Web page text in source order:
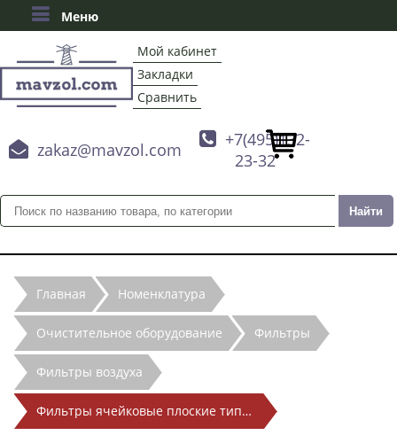
Меню
Мой кабинет
Закладки
Сравнить
 zakaz@mavzol.com
 +7(495)132-
23-32
Главная Номенклатура
Очистительное оборудование Фильтры
Фильтры воздуха
Фильтры ячейковые плоские типа ФяРБ, ФяВБ, ФяПБ, ФяУБ